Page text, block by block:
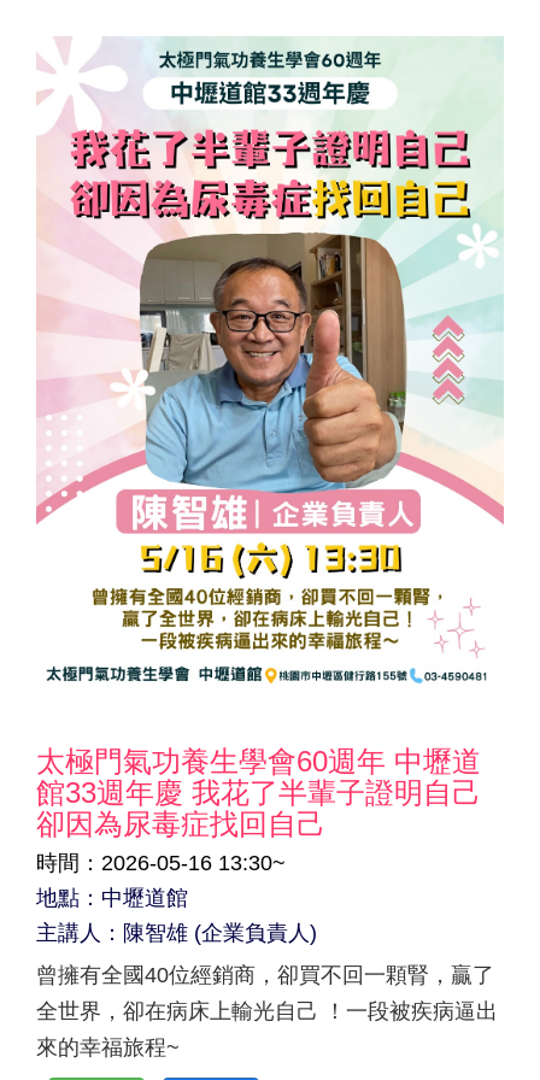
太極門氣功養生學會60週年 中壢道
館33週年慶 我花了半輩子證明自己
卻因為尿毒症找回自己
時間：2026-05-16 13:30~
地點：中壢道館
主講人：陳智雄 (企業負責人)
曾擁有全國40位經銷商，卻買不回一顆腎，贏了
全世界，卻在病床上輸光自己 ！一段被疾病逼出
來的幸福旅程~